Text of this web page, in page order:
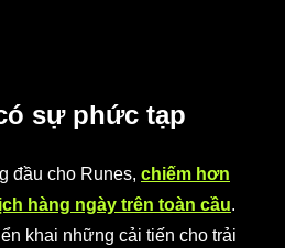
sự phức tạp
đầu cho Runes, chiếm hơn
hàng ngày trên toàn cầu.
khai những cải tiến cho trải